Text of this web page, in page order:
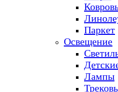
Паркет
Освещение
Лампы